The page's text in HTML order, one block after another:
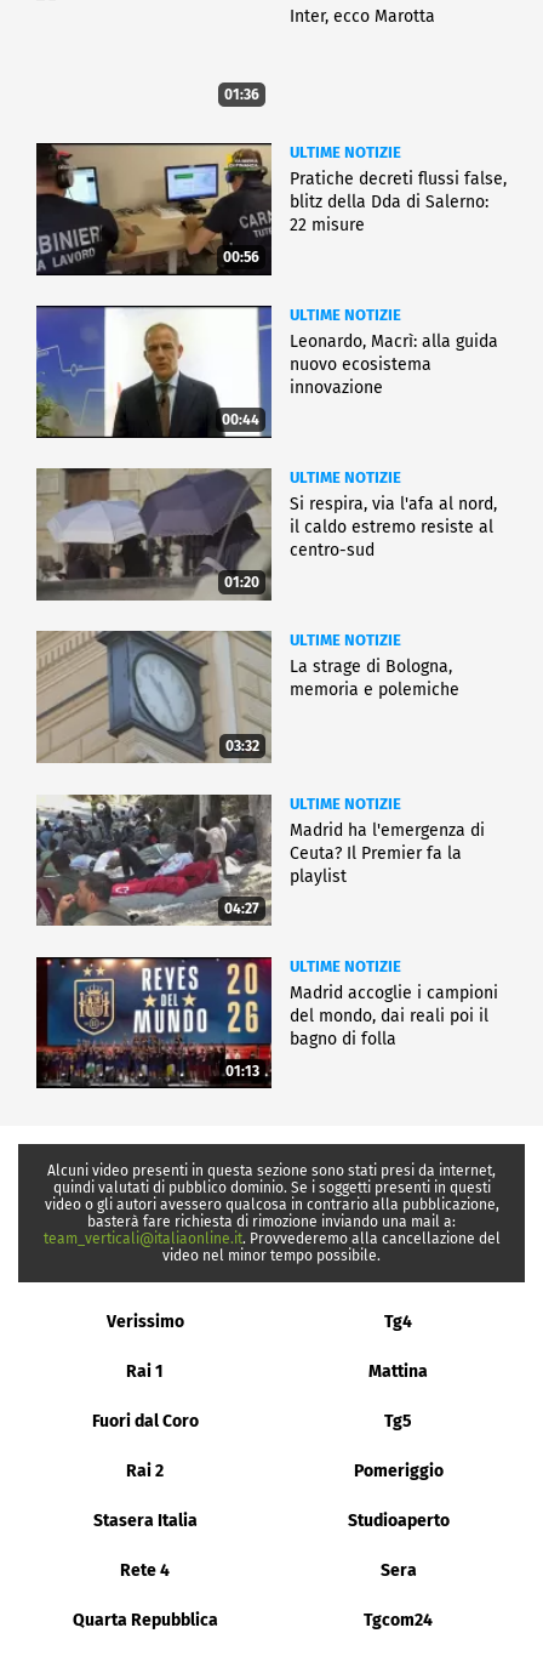
01:36
Inter, ecco Marotta
00:56
ULTIME NOTIZIE
Pratiche decreti flussi false,
blitz della Dda di Salerno:
22 misure
00:44
ULTIME NOTIZIE
Leonardo, Macrì: alla guida
nuovo ecosistema
innovazione
01:20
ULTIME NOTIZIE
Si respira, via l'afa al nord,
il caldo estremo resiste al
centro-sud
03:32
ULTIME NOTIZIE
La strage di Bologna,
memoria e polemiche
04:27
ULTIME NOTIZIE
Madrid ha l'emergenza di
Ceuta? Il Premier fa la
playlist
01:13
ULTIME NOTIZIE
Madrid accoglie i campioni
del mondo, dai reali poi il
bagno di folla
Alcuni video presenti in questa sezione sono stati presi da internet,
quindi valutati di pubblico dominio. Se i soggetti presenti in questi
video o gli autori avessero qualcosa in contrario alla pubblicazione,
basterà fare richiesta di rimozione inviando una mail a:
team_verticali@italiaonline.it. Provvederemo alla cancellazione del
video nel minor tempo possibile.
Verissimo Tg4
Rai 1 Mattina
Fuori dal Coro Tg5
Rai 2 Pomeriggio
Stasera Italia Studioaperto
Rete 4 Sera
Quarta Repubblica Tgcom24